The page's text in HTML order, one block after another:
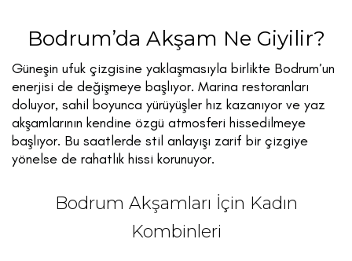
Bodrum’da Akşam Ne Giyilir?
Güneşin ufuk çizgisine yaklaşmasıyla birlikte Bodrum’un
enerjisi de değişmeye başlıyor. Marina restoranları
doluyor, sahil boyunca yürüyüşler hız kazanıyor ve yaz
akşamlarının kendine özgü atmosferi hissedilmeye
başlıyor. Bu saatlerde stil anlayışı zarif bir çizgiye
yönelse de rahatlık hissi korunuyor.
Bodrum Akşamları İçin Kadın
Kombinleri